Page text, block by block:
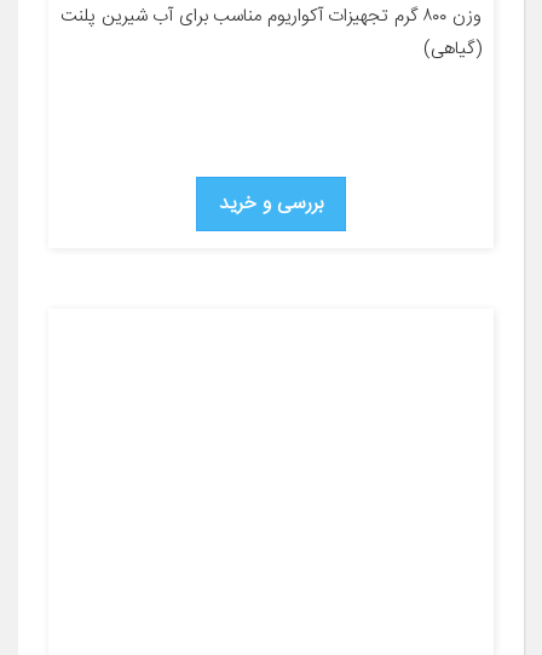
وزن ۸۰۰ گرم تجهیزات آکواریوم مناسب برای آب شیرین پلنت
(گیاهی)
بررسی و خرید